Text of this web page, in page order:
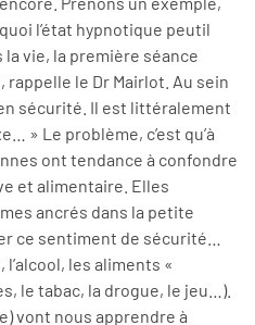
l’état hypnotique peut­il
la vie, la première séance
rappelle le Dr Mairlot. Au sein
sécurité. Il est littéralement
» Le problème, c’est qu’à
ont tendance à confondre
et alimentaire. Elles
ancrés dans la petite
ce sentiment de sécurité…
les aliments «
le tabac, la drogue, le jeu…).
vont nous apprendre à